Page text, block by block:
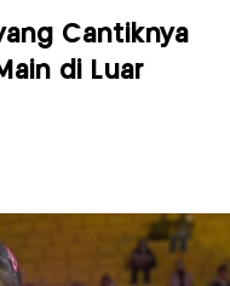
Cantiknya
di Luar